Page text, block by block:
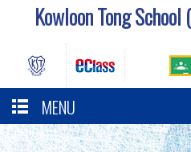
Kowloon Tong
MENU